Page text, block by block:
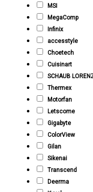
MSI
MegaComp
Infinix
accesstyle
Choetech
Cuisinart
SCHAUB
Thermex
Motorfan
Letscome
Gigabyte
ColorView
Gilan
Sikenai
Transcend
Deerma